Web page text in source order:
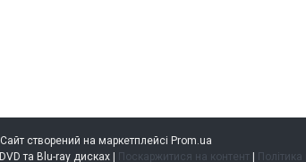
Сайт створений на маркетплейсі Prom.ua
music.kiev.ua — музика на CD, MP3, DVD та Blu-ray дисках | Поскаржитися на контент | Політика